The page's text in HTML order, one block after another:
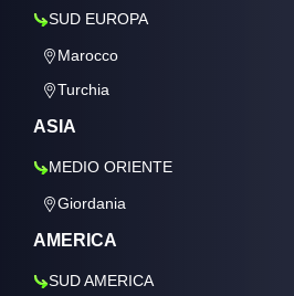
SUD EUROPA
Marocco
Turchia
ASIA
MEDIO ORIENTE
Giordania
AMERICA
SUD AMERICA